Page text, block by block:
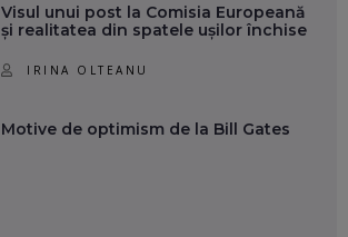
Visul unui post la Comisia Europeană
și realitatea din spatele ușilor închise
IRINA OLTEANU
Motive de optimism de la Bill Gates